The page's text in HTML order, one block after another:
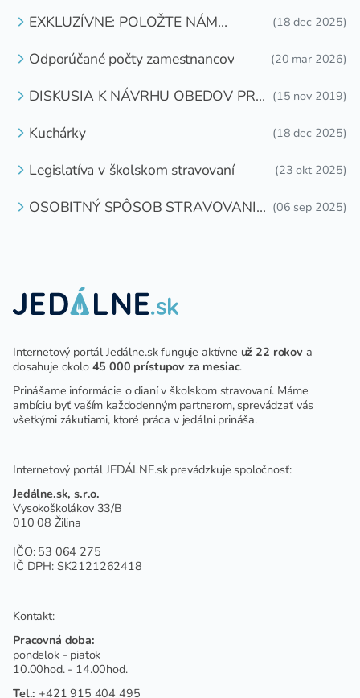
EXKLUZÍVNE: POLOŽTE NÁM
(18 dec 2025)
Odporúčané počty zamestnancov (20 mar 2026)
DISKUSIA K NÁVRHU OBEDOV PRE
(15 nov 2019)
Kuchárky (18 dec 2025)
Legislatíva v školskom stravovaní (23 okt 2025)
OSOBITNÝ SPÔSOB STRAVOVANIA (06 sep 2025)
Internetový portál Jedálne.sk funguje aktívne už 22 rokova
dosahuje okolo 45 000 prístupov za mesiac.
Prinášame informácie o dianí v školskom stravovaní. Máme
ambíciu byť vaším každodenným partnerom, sprevádzať vás
všetkými zákutiami, ktoré práca v jedálni prináša.
Internetový portál JEDÁLNE.sk prevádzkuje spoločnosť:
Jedálne.sk, s.r.o.
Vysokoškolákov 33/B
010 08 Žilina
IČO: 53 064 275
IČ DPH: SK2121262418
Kontakt:
Pracovná doba:
pondelok - piatok
10.00hod. - 14.00hod.
Tel.: +421 915 404 495